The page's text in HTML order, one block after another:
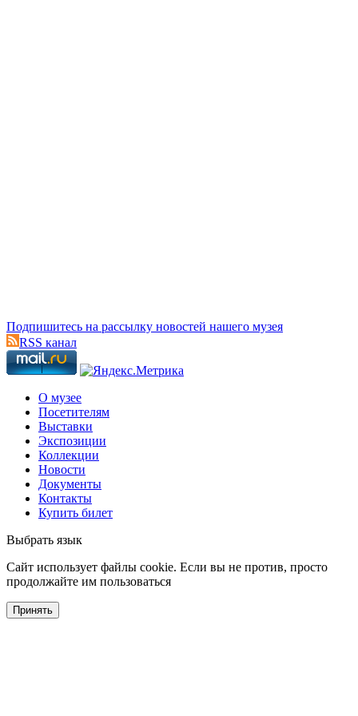
Подпишитесь на рассылку новостей нашего музея
RSS канал
О музее
Посетителям
Выставки
Экспозиции
Коллекции
Новости
Документы
Контакты
Купить билет
Выбрать язык
Cайт использует файлы cookie. Если вы не против, просто
продолжайте им пользоваться
Принять